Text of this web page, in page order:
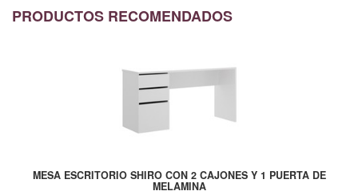
PRODUCTOS RECOMENDADOS
MESA ESCRITORIO SHIRO CON 2 CAJONES Y 1 PUERTA DE
MELAMINA